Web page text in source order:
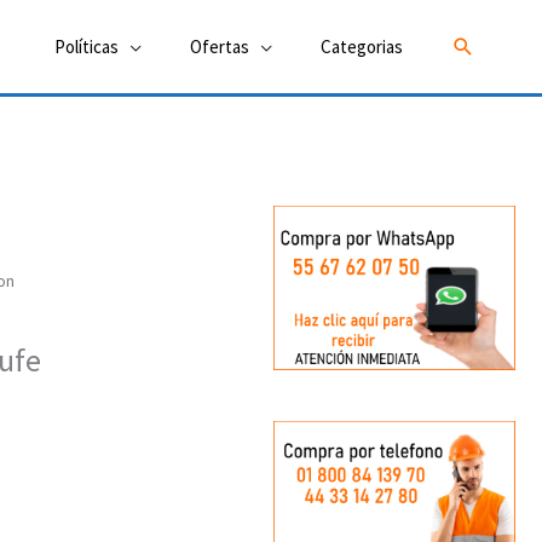
Políticas Ofertas Categorias Buscar